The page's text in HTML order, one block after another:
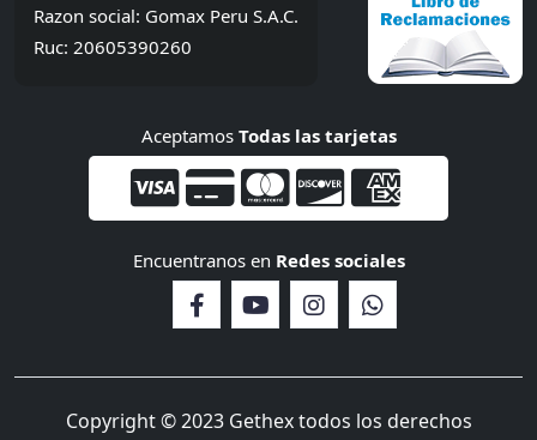
Razon social: Gomax Peru S.A.C.
Ruc: 20605390260
Aceptamos Todas las tarjetas
Encuentranos en Redes sociales
Copyright © 2023 Gethex todos los derechos